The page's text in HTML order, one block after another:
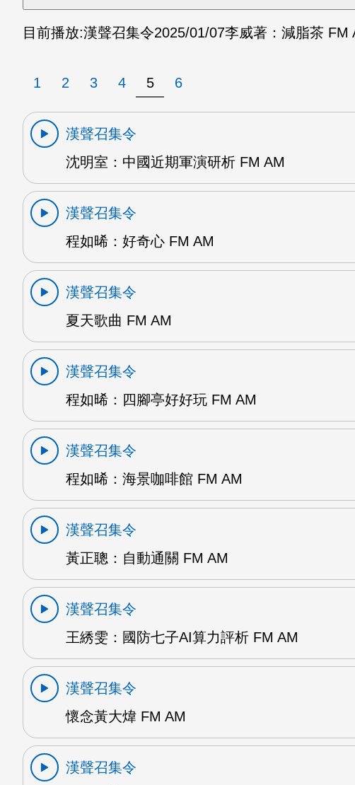
目前播放:漢聲召集令2025/01/07李威著：減脂茶 FM
1 2 3 4 5 6
漢聲召集令
沈明室：中國近期軍演研析 FM AM
漢聲召集令
程如晞：好奇心 FM AM
漢聲召集令
夏天歌曲 FM AM
漢聲召集令
程如晞：四腳亭好好玩 FM AM
漢聲召集令
程如晞：海景咖啡館 FM AM
漢聲召集令
黃正聰：自動通關 FM AM
漢聲召集令
王綉雯：國防七子AI算力評析 FM AM
漢聲召集令
懷念黃大煒 FM AM
漢聲召集令